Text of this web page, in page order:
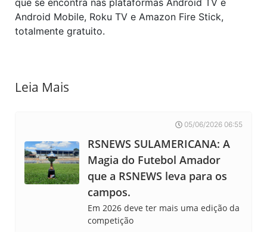
que se encontra nas plataformas Android TV e
Android Mobile, Roku TV e Amazon Fire Stick,
totalmente gratuito.
Leia Mais
05/06/2026 06:55
RSNEWS SULAMERICANA: A
Magia do Futebol Amador
que a RSNEWS leva para os
campos.
Em 2026 deve ter mais uma edição da
competição